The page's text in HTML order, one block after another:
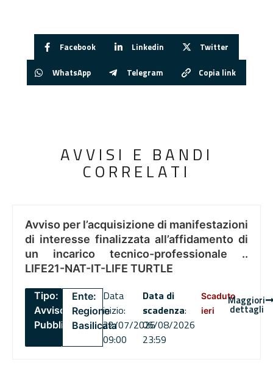
Facebook Linkedin Twitter
WhatsApp Telegram Copia link
AVVISI E BANDI
CORRELATI
Avviso per l’acquisizione di manifestazioni
di interesse finalizzata all’affidamento di
un incarico tecnico-professionale ..
LIFE21-NAT-IT-LIFE TURTLE
Tipo:
Avviso
Pubblico
Ente:
Regione
Basilicata
Data
inizio:
22/07/2026
09:00
Data di
scadenza:
06/08/2026
23:59
Scaduto
ieri
Maggiori
dettagli